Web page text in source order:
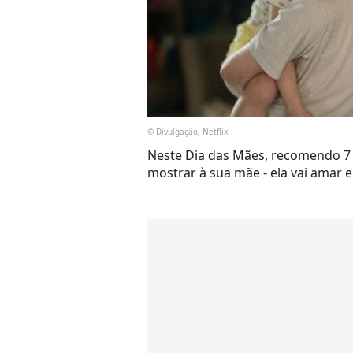
© Divulgação, Netflix
Neste Dia das Mães, recomendo
mostrar à sua mãe - ela vai amar